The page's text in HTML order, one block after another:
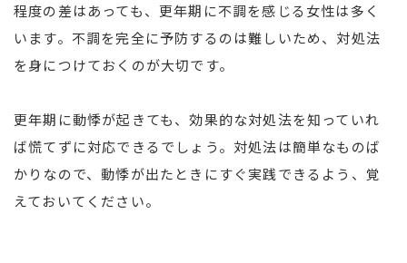
程度の差はあっても、更年期に不調を感じる女性は多く
います。不調を完全に予防するのは難しいため、対処法
を身につけておくのが大切です。
更年期に動悸が起きても、効果的な対処法を知っていれ
ば慌てずに対応できるでしょう。対処法は簡単なものば
かりなので、動悸が出たときにすぐ実践できるよう、覚
えておいてください。